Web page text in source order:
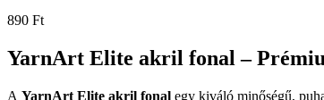
890 Ft
YarnArt Elite akril fonal –
A YarnArt Elite akril fonal egy kiváló minőségű,